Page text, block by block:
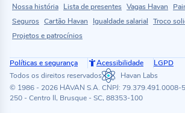
Nossa história Lista de presentes Vagas Havan
Seguros Cartão Havan Igualdade salarial Troco
Projetos e patrocínios
Políticas e segurança Acessibilidade
LGPD
Todos os direitos reservados
Havan Labs
© 1986 - 2026 HAVAN S.A. CNPJ: 79.379.491.0008-
250 - Centro II, Brusque - SC, 88353-100